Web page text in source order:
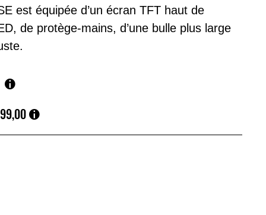
est équipée d’un écran TFT haut de
de protège-mains, d’une bulle plus large